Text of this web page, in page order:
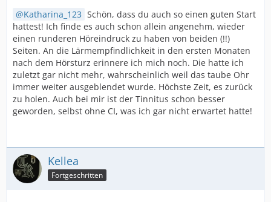
Katharina_123 Schön, dass du auch so einen guten Start
hattest! Ich finde es auch schon allein angenehm, wieder
einen runderen Höreindruck zu haben von beiden (!!)
Seiten. An die Lärmempfindlichkeit in den ersten Monaten
nach dem Hörsturz erinnere ich mich noch. Die hatte ich
zuletzt gar nicht mehr, wahrscheinlich weil das taube Ohr
immer weiter ausgeblendet wurde. Höchste Zeit, es zurück
zu holen. Auch bei mir ist der Tinnitus schon besser
geworden, selbst ohne CI, was ich gar nicht erwartet hatte!
Kellea
Fortgeschritten